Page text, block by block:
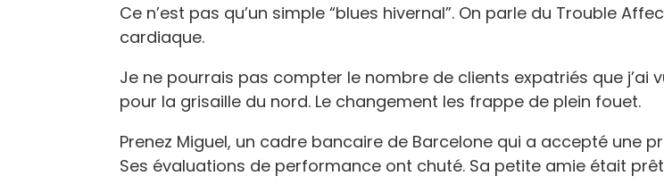
Ce n’est pas qu’un simple “blues hivernal”. On parle du Trouble
cardiaque.
Je ne pourrais pas compter le nombre de clients expatriés que
pour la grisaille du nord. Le changement les frappe de plein fouet.
Prenez Miguel, un cadre bancaire de Barcelone qui a accepté une
Ses évaluations de performance ont chuté. Sa petite amie était